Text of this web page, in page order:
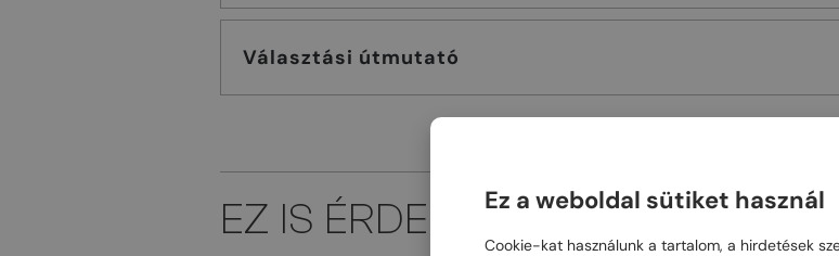
Választási útmutató
EZ IS ÉRDEKELHETEz a weboldal sütiket használ
Cookie-kat használunk a tartalom, a hirdetések